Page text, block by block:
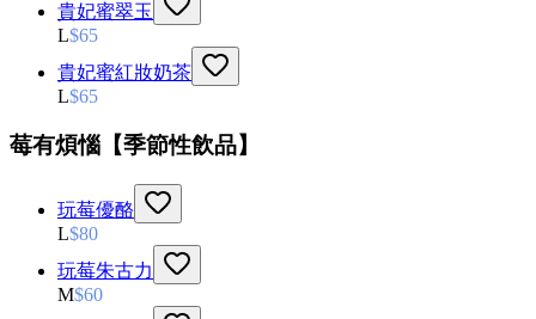
貴妃蜜翠玉
L$65
貴妃蜜紅妝奶茶
L$65
莓有煩惱【季節性飲品】
玩莓優酪
L$80
玩莓朱古力
M$60